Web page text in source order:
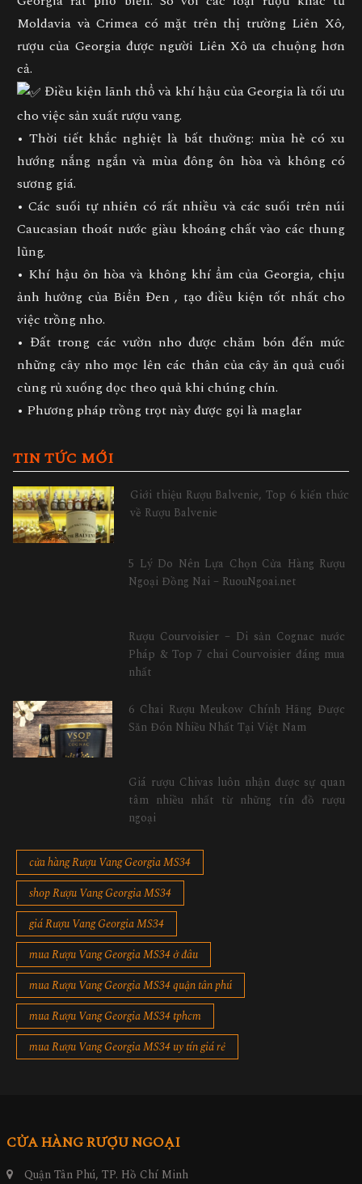
Moldavia và Crimea có mặt trên thị trường Liên Xô,
rượu của Georgia được người Liên Xô ưa chuộng hơn
cả.
Điều kiện lãnh thổ và khí hậu của Georgia là tối ưu
cho việc sản xuất rượu vang.
• Thời tiết khắc nghiệt là bất thường: mùa hè có xu
hướng nắng ngắn và mùa đông ôn hòa và không có
sương giá.
• Các suối tự nhiên có rất nhiều và các suối trên núi
Caucasian thoát nước giàu khoáng chất vào các thung
lũng.
• Khí hậu ôn hòa và không khí ẩm của Georgia, chịu
ảnh hưởng của Biển Đen , tạo điều kiện tốt nhất cho
việc trồng nho.
• Đất trong các vườn nho được chăm bón đến mức
những cây nho mọc lên các thân của cây ăn quả cuối
cùng rủ xuống dọc theo quả khi chúng chín.
• Phương pháp trồng trọt này được gọi là maglar
TIN TỨC MỚI
Giới thiệu Rượu Balvenie, Top 6 kiến thức
về Rượu Balvenie
5 Lý Do Nên Lựa Chọn Cửa Hàng Rượu
Ngoại Đồng Nai – RuouNgoai.net
Rượu Courvoisier – Di sản Cognac nước
Pháp & Top 7 chai Courvoisier đáng mua
nhất
6 Chai Rượu Meukow Chính Hãng Được
Săn Đón Nhiều Nhất Tại Việt Nam
Giá rượu Chivas luôn nhận được sự quan
tâm nhiều nhất từ những tín đồ rượu
ngoại
cửa hàng Rượu Vang Georgia MS34
shop Rượu Vang Georgia MS34
giá Rượu Vang Georgia MS34
mua Rượu Vang Georgia MS34 ở đâu
mua Rượu Vang Georgia MS34 quận tân phú
mua Rượu Vang Georgia MS34 tphcm
mua Rượu Vang Georgia MS34 uy tín giá rẻ
CỬA HÀNG RƯỢU NGOẠI
Quận Tân Phú, TP. Hồ Chí Minh